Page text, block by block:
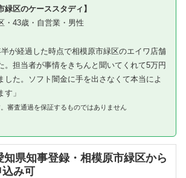
緑区のケーススタディ】
・43歳・自営業・男性
半が経過した時点で相模原市緑区のエイワ店舗
。担当者が事情をきちんと聞いてくれて5万円
した。ソフト闇金に手を出さなくて本当によ
」
審査通過を保証するものではありません
県知事登録・相模原市緑区から
み可